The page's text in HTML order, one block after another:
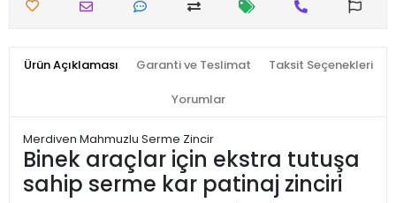
Ürün Açıklaması Garanti ve Teslimat Taksit Seçenekleri
Yorumlar
Merdiven Mahmuzlu Serme Zincir
Binek araçlar için ekstra tutuşa
sahip serme kar patinaj zinciri